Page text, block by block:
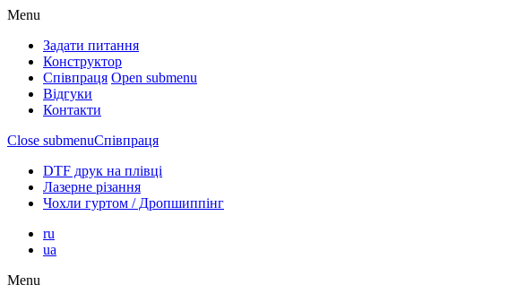
Menu
Задати питання
Конструктор
Співпраця Open submenu
Відгуки
Контакти
Close submenuСпівпраця
DTF друк на плівці
Лазерне різання
Чохли гуртом / Дропшиппінг
ru
ua
Menu